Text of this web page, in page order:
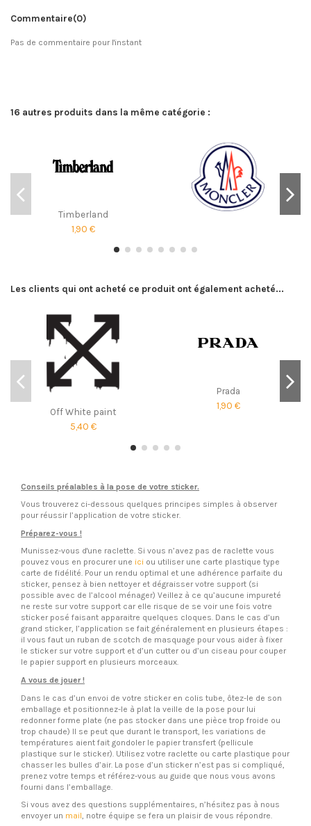
Commentaire(0)
Pas de commentaire pour l'instant
16 autres produits dans la même catégorie :
Timberland
1,90 €
Les clients qui ont acheté ce produit ont également acheté...
Off White paint
5,40 €
Prada
1,90 €
Conseils préalables à la pose de votre sticker.
Vous trouverez ci-dessous quelques principes simples à observer
pour réussir l’application de votre sticker.
Préparez-vous !
Munissez-vous d'une raclette. Si vous n’avez pas de raclette vous
pouvez vous en procurer une ici ou utiliser une carte plastique type
carte de fidélité. Pour un rendu optimal et une adhérence parfaite du
sticker, pensez à bien nettoyer et dégraisser votre support (si
possible avec de l’alcool ménager) Veillez à ce qu’aucune impureté
ne reste sur votre support car elle risque de se voir une fois votre
sticker posé faisant apparaitre quelques cloques. Dans le cas d’un
grand sticker, l’application se fait généralement en plusieurs étapes :
il vous faut un ruban de scotch de masquage pour vous aider à fixer
le sticker sur votre support et d’un cutter ou d’un ciseau pour couper
le papier support en plusieurs morceaux.
A vous de jouer !
Dans le cas d’un envoi de votre sticker en colis tube, ôtez-le de son
emballage et positionnez-le à plat la veille de la pose pour lui
redonner forme plate (ne pas stocker dans une pièce trop froide ou
trop chaude) Il se peut que durant le transport, les variations de
températures aient fait gondoler le papier transfert (pellicule
plastique sur le sticker). Utilisez votre raclette ou carte plastique pour
chasser les bulles d’air. La pose d’un sticker n’est pas si compliqué,
prenez votre temps et référez-vous au guide que nous vous avons
fourni dans l’emballage.
Si vous avez des questions supplémentaires, n’hésitez pas à nous
envoyer un mail, notre équipe se fera un plaisir de vous répondre.